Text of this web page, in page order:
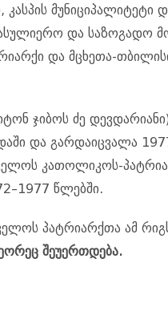
მუ­ნი­ცი­პა­ლი­ტე­ტი
და სა­ზო­გა­დო
და მცხე­თა-
ჯი­ბოს ძე
და გარ­და­იც­ვა­ლა
კა­თო­ლი­კოს-
წლებ­ში.
პატ­რი­არ­ქთა ამ
შე­უ­ერ­თდე­ბა.